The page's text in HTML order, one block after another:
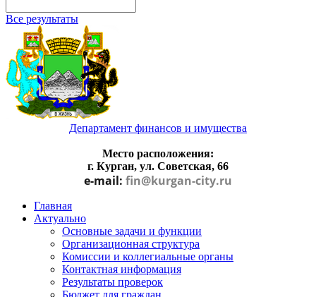
Все результаты
Департамент финансов и имущества
Место расположения:
г. Курган, ул. Советская, 66
e-mail: fin@kurgan-city.ru
Главная
Актуально
Основные задачи и функции
Организационная структура
Комиссии и коллегиальные органы
Контактная информация
Результаты проверок
Бюджет для граждан